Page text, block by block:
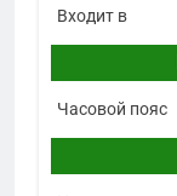
Входит в
Часовой пояс